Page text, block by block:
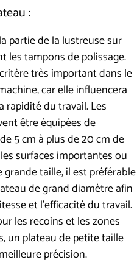
:
partie de la lustreuse sur
les tampons de polissage.
très important dans le
car elle influencera
rapidité du travail. Les
être équipées de
5 cm à plus de 20 cm de
surfaces importantes ou
grande taille, il est préférable
de grand diamètre afin
et l’efficacité du travail.
les recoins et les zones
un plateau de petite taille
précision.